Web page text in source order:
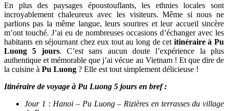
En plus des paysages époustouflants, les ethnies locales sont
incroyablement chaleureux avec les visiteurs. Même si nous ne
parlions pas la même langue, leurs sourires et leur accueil sincère
m’ont touché. J’ai eu de nombreuses occasions d’échanger avec les
habitants en séjournant chez eux tout au long de cet itinéraire à Pu
Luong 5 jours. C’est sans aucun doute l’expérience la plus
authentique et mémorable que j’ai vécue au Vietnam ! Et que dire de
la cuisine à Pu Luong ? Elle est tout simplement délicieuse !
Itinéraire de voyage à Pu Luong 5 jours en bref :
Jour 1 : Hanoi – Pu Luong – Rizières en terrasses du village